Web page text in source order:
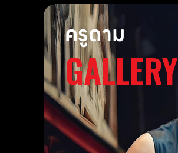
ครูดาม
GALLERY